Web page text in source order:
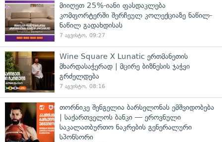
მიიღეთ 25%-იანი ფასდაკლება
კომფორტერში შერჩეულ კოლექციაზე ნაწილ-
ნაწილ გადახდისას
7 აგვისტო, 09:27
Wine Square X Lunatic ერთმანეთის
მხარდასაჭერად | მცირე ბიზნესის ჯაჭვი
გრძელდება
7 აგვისტო, 08:16
თორნიკე შენგელია ბარსელონას ემშვიდობება
| საქართველოს ბანკი — ეროვნული
საკალათბურთო ნაკრების გენერალური
სპონსორი